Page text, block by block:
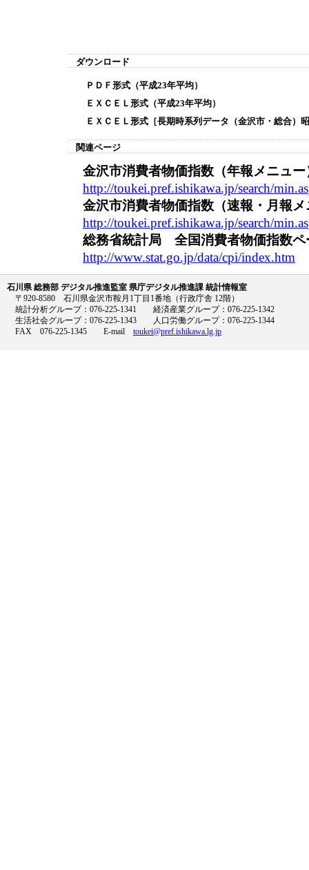
ダウンロード
ＰＤＦ形式（平成23年平均）
ＥＸＣＥＬ形式（平成23年平均）
ＥＸＣＥＬ形式［長期時系列データ（金沢市・総合）
関連ページ
金沢市消費者物価指数（年報メニュー
http://toukei.pref.ishikawa.jp/search/
金沢市消費者物価指数（速報・月報
http://toukei.pref.ishikawa.jp/search/
総務省統計局 全国消費者物価指数ペ
http://www.stat.go.jp/data/cpi/index.htm
石川県 総務部 デジタル推進監室 県庁デジタル推進課 統計情報室
〒920-8580 石川県金沢市鞍月1丁目1番地（行政庁舎 12階）
統計分析グループ：076-225-1341 経済産業グループ：076-225-1342
生活社会グループ：076-225-1343 人口労働グループ：076-225-1344
FAX 076-225-1345 E-mail toukei@pref.ishikawa.lg.jp